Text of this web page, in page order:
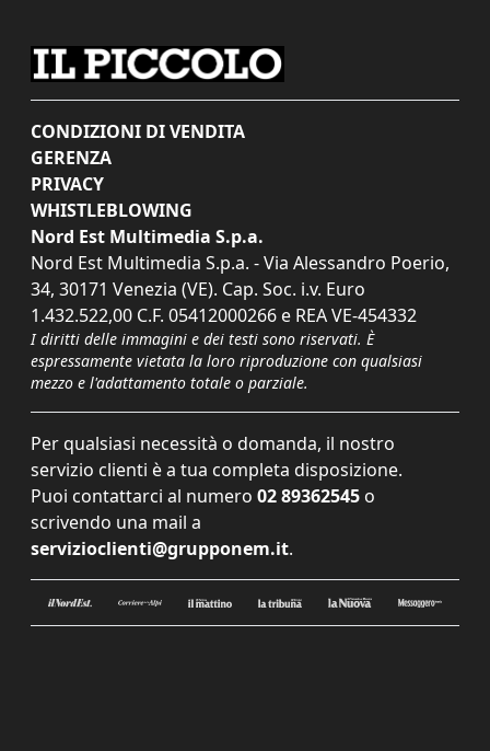
CONDIZIONI DI VENDITA
GERENZA
PRIVACY
WHISTLEBLOWING
Nord Est Multimedia S.p.a.
Nord Est Multimedia S.p.a. - Via Alessandro Poerio,
34, 30171 Venezia (VE). Cap. Soc. i.v. Euro
1.432.522,00 C.F. 05412000266 e REA VE-454332
I diritti delle immagini e dei testi sono riservati. È
espressamente vietata la loro riproduzione con qualsiasi
mezzo e l'adattamento totale o parziale.
Per qualsiasi necessità o domanda, il nostro
servizio clienti è a tua completa disposizione.
Puoi contattarci al numero 02 89362545 o
scrivendo una mail a
servizioclienti@grupponem.it.